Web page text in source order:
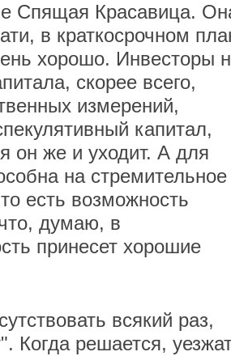
Спящая Красавица.
в краткосрочном
хорошо. Инвесторы
скорее всего,
измерений,
капитал,
он же и уходит. А для
на стремительное
есть возможность
думаю, в
принесет хорошие
всякий раз,
Когда решается,